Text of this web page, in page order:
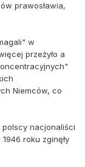
prawosławia,
w
przeżyło a
Niemców, co
nacjonaliści
roku zginęły